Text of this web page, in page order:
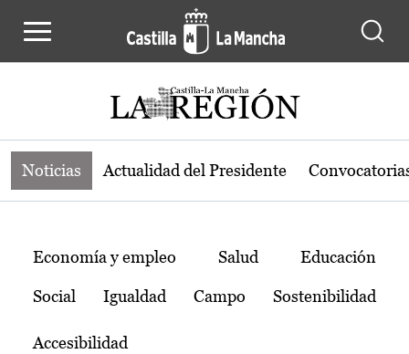
Noticias de la región de Castilla-La
Noticias Actualidad del Presidente
Temas
Economía y empleo Salud Educación
Social Igualdad Campo Sostenibilidad
Accesibilidad